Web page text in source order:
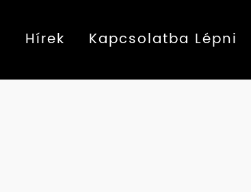
Hírek Kapcsolatba Lépni